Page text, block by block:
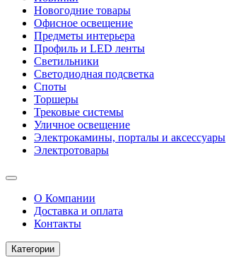
Новогодние товары
Офисное освещение
Предметы интерьера
Профиль и LED ленты
Светильники
Светодиодная подсветка
Споты
Торшеры
Трековые системы
Уличное освещение
Электрокамины, порталы и аксессуары
Электротовары
О Компании
Доставка и оплата
Контакты
Категории